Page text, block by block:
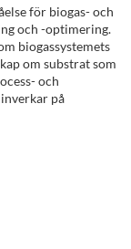
för biogas- och
och -optimering.
biogassystemets
om substrat som
och
på